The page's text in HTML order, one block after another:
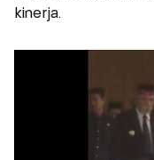
kinerja.